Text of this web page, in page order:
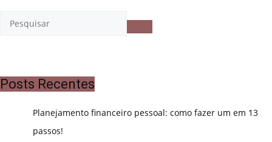
Posts Recentes
Planejamento financeiro pessoal: como fazer um em 13
passos!